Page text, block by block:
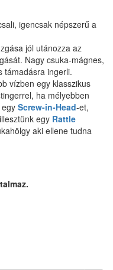
igencsak népszerű a
jól utánozza az
Nagy csuka-mágnes,
támadásra ingerli.
vízben egy klasszikus
ha mélyebben
Screw-in-Head-et,
egy Rattle
aki ellene tudna